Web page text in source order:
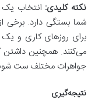
نکته کلیدی: انتخاب
شما بستگی دارد. برخی
برای روزهای کاری و
می‌کنند. همچنین داشتن
جواهرات مختلف ست
نتیجه‌گیری